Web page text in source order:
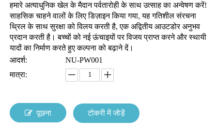
हमारे अत्याधुनिक खेल के मैदान पर्वतारोही के साथ उत्साह का अन्वेषण करें!
साहसिक चाहने वालों के लिए डिज़ाइन किया गया, यह गतिशील संरचना
थ्रिल के साथ सुरक्षा को विलय करती है, एक अद्वितीय आउटडोर अनुभव
प्रदान करती है। बच्चों को नई ऊंचाइयों पर विजय प्राप्त करने और स्थायी
यादों का निर्माण करते हुए कल्पना को बढ़ाने दें।
आदर्श:
NU-PW001
मात्रा:
पूछना टोकरी में जोड़ें